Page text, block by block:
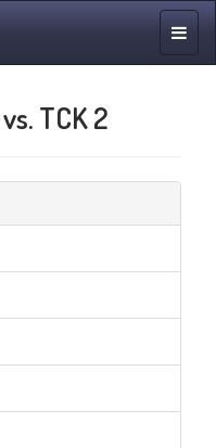
Toggle
TCK 2